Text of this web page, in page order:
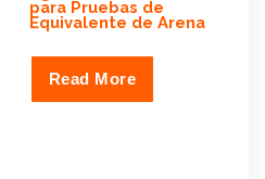
para Pruebas de
Equivalente de Arena
Read More